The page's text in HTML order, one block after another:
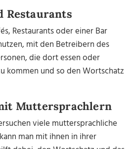
Restaurants
Restaurants oder einer Bar
mit den Betreibern des
die dort essen oder
kommen und so den Wortschatz
Muttersprachlern
viele muttersprachliche
man mit ihnen in ihrer